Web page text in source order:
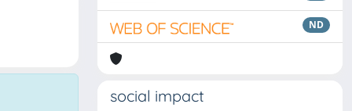
ND
social impact